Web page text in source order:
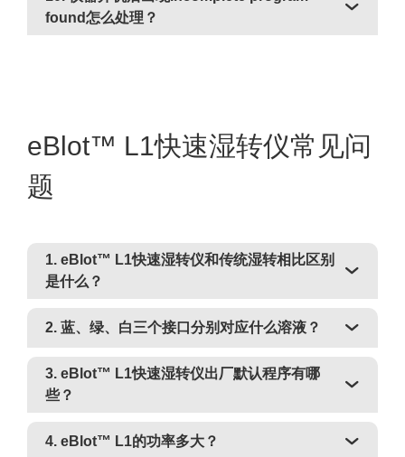
found怎么处理？
eBlot™ L1快速湿转仪常见问
题
1. eBlot™ L1快速湿转仪和传统湿转相比区别
是什么？
2. 蓝、绿、白三个接口分别对应什么溶液？
3. eBlot™ L1快速湿转仪出厂默认程序有哪
些？
4. eBlot™ L1的功率多大？